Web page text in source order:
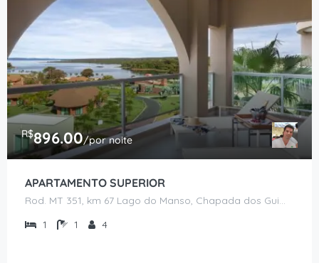
R$896.00/por noite
APARTAMENTO SUPERIOR
Rod. MT 351, km 67 Lago do Manso, Chapada dos Guimarães - MT
1
1 4